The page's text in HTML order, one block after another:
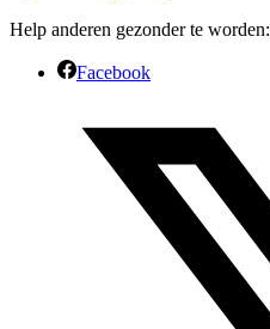
Help anderen gezonder te worden:
Facebook